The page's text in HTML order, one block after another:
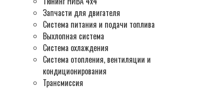
Запчасти для двигателя
Система питания и подачи топлива
Выхлопная система
Система охлаждения
Система отопления, вентиляции и
кондиционирования
Трансмиссия